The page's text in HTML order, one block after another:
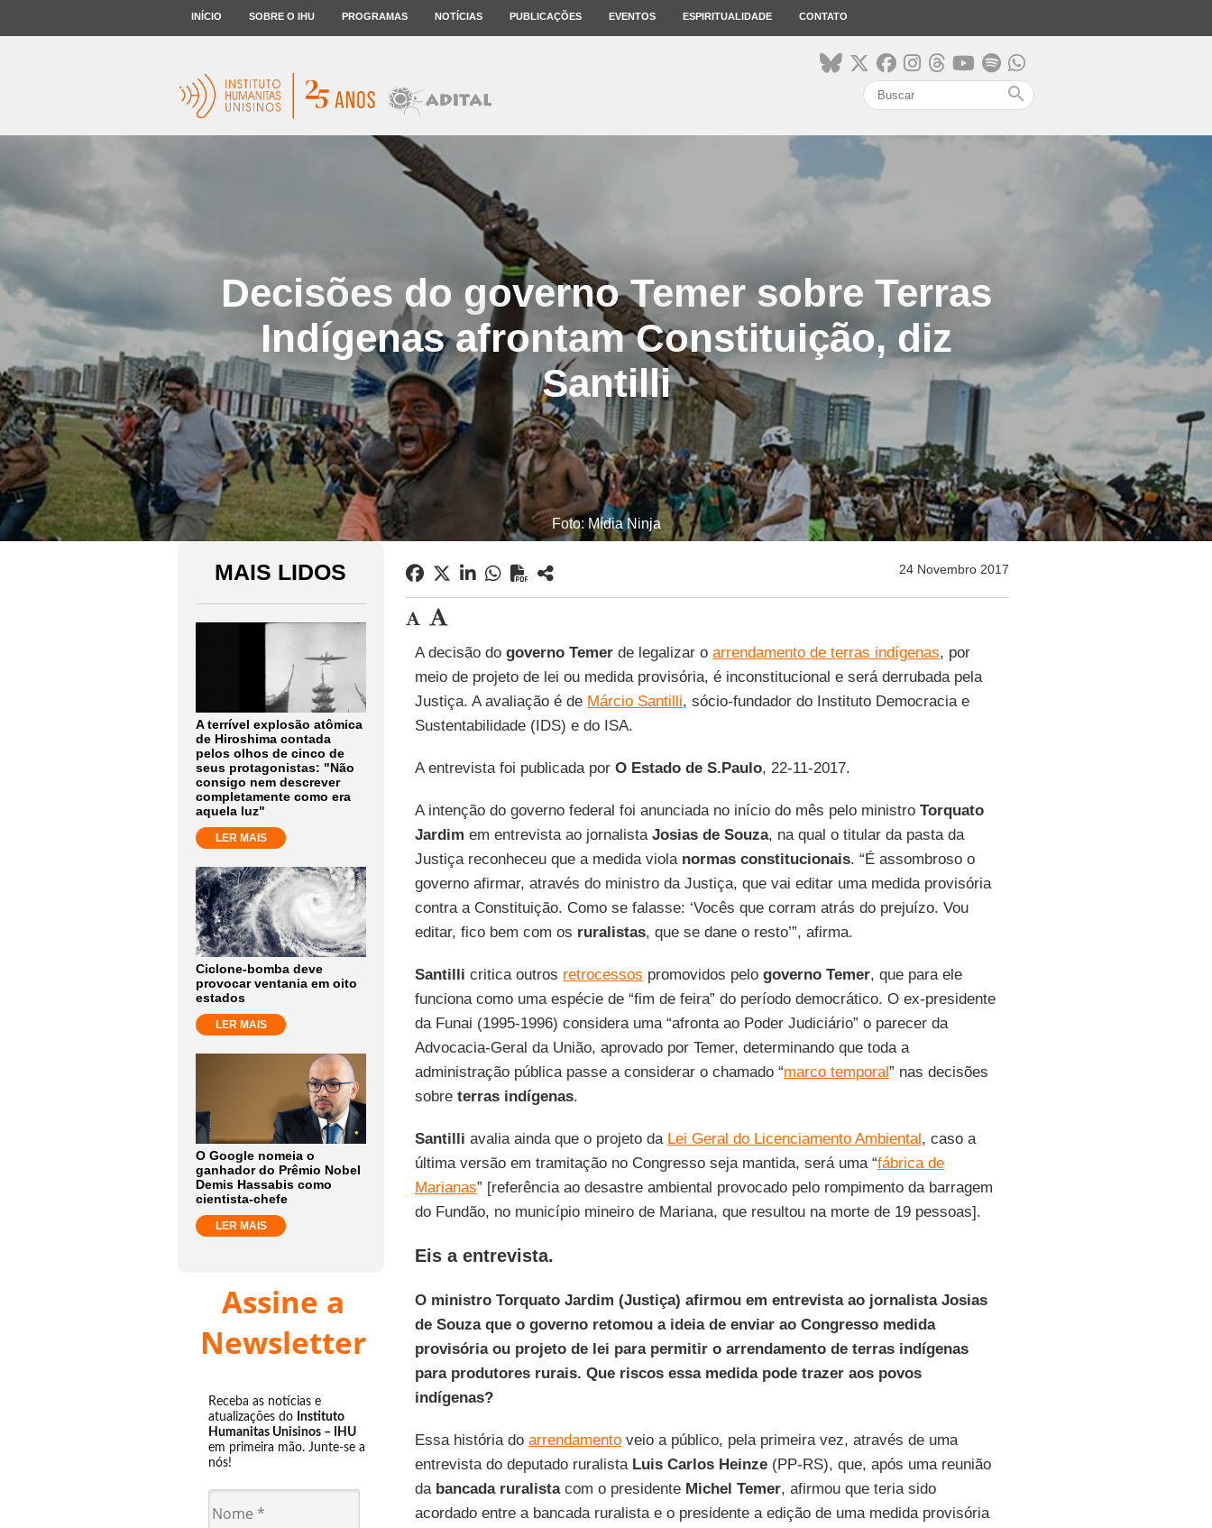
INÍCIO SOBRE O IHU PROGRAMAS NOTÍCIAS PUBLICAÇÕES EVENTOS ESPIRITUALIDADE CONTATO
search
Decisões do governo Temer sobre Terras
Indígenas afrontam Constituição, diz
Santilli
Foto: Mídia Ninja
MAIS LIDOS
A terrível explosão atômica
de Hiroshima contada
pelos olhos de cinco de
seus protagonistas: "Não
consigo nem descrever
completamente como era
aquela luz"
LER MAIS
Ciclone-bomba deve
provocar ventania em oito
estados
LER MAIS
O Google nomeia o
ganhador do Prêmio Nobel
Demis Hassabis como
cientista-chefe
LER MAIS
Assine a
Newsletter
Receba as notícias e
atualizações do Instituto
Humanitas Unisinos – IHU
em primeira mão. Junte-se a
nós!
24 Novembro 2017
A decisão dogoverno Temerde legalizar o arrendamento de terras indígenas, por
meio de projeto de lei ou medida provisória, é inconstitucional e será derrubada pela
Justiça. A avaliação é de Márcio Santilli, sócio-fundador do Instituto Democracia e
Sustentabilidade (IDS) e do ISA.
A entrevista foi publicada por O Estado de S.Paulo, 22-11-2017.
A intenção do governo federal foi anunciada no início do mês pelo ministroTorquato
Jardim em entrevista ao jornalistaJosias de Souza, na qual o titular da pasta da
Justiça reconheceu que a medida violanormas constitucionais. “É assombroso o
governo afirmar, através do ministro da Justiça, que vai editar uma medida provisória
contra a Constituição. Como se falasse: ‘Vocês que corram atrás do prejuízo. Vou
editar, fico bem com os ruralistas, que se dane o resto’”, afirma.
Santilli critica outros retrocessos promovidos pelogoverno Temer, que para ele
funciona como uma espécie de “fim de feira” do período democrático. O ex-presidente
da Funai (1995-1996) considera uma “afronta ao Poder Judiciário” o parecer da
Advocacia-Geral da União, aprovado por Temer, determinando que toda a
administração pública passe a considerar o chamado “marco temporal” nas decisões
sobreterras indígenas.
Santilli avalia ainda que o projeto da Lei Geral do Licenciamento Ambiental, caso a
última versão em tramitação no Congresso seja mantida, será uma “fábrica de
Marianas” [referência ao desastre ambiental provocado pelo rompimento da barragem
do Fundão, no município mineiro de Mariana, que resultou na morte de 19 pessoas].
Eis a entrevista.
O ministro Torquato Jardim (Justiça) afirmou em entrevista ao jornalista Josias
de Souza que o governo retomou a ideia de enviar ao Congresso medida
provisória ou projeto de lei para permitir o arrendamento de terras indígenas
para produtores rurais. Que riscos essa medida pode trazer aos povos
indígenas?
Essa história do arrendamentoveio a público, pela primeira vez, através de uma
entrevista do deputado ruralista Luis Carlos Heinze(PP-RS), que, após uma reunião
da bancada ruralistacom o presidente Michel Temer, afirmou que teria sido
acordado entre a bancada ruralista e o presidente a edição de uma medida provisória